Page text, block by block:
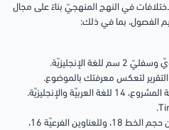
في النهج المنهجيّ بناءً على مجال
الفصول، بما في ذلك:
لتعكس معرفتك بالموضوع.
والإنجليزيّة.
بالنسبة للعناوين الرئيسيّة، يجب أن يكون حجم الخط 18، وللعناوين الفرعيّة 16،